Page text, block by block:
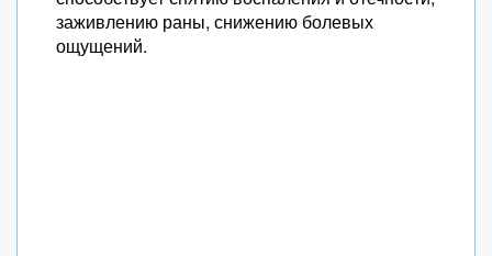
заживлению раны, снижению болевых
ощущений.